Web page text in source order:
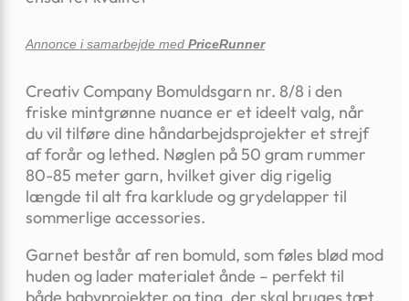
Annonce i samarbejde med PriceRunner
Creativ Company Bomuldsgarn nr. 8/8 i den
friske mintgrønne nuance er et ideelt valg, når
du vil tilføre dine håndarbejdsprojekter et strejf
af forår og lethed. Nøglen på 50 gram rummer
80-85 meter garn, hvilket giver dig rigelig
længde til alt fra karklude og grydelapper til
sommerlige accessories.
Garnet består af ren bomuld, som føles blød mod
huden og lader materialet ånde – perfekt til
både babyprojekter og ting, der skal bruges tæt